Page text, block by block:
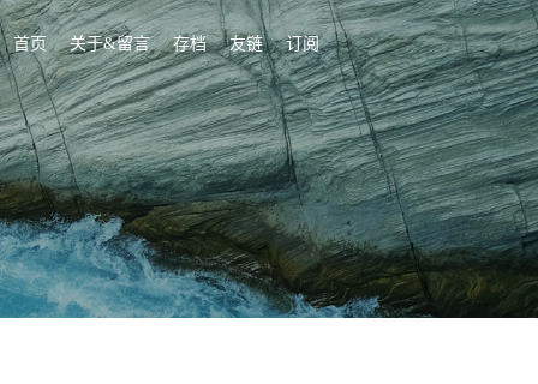
首页 关于&留言 存档 友链 订阅